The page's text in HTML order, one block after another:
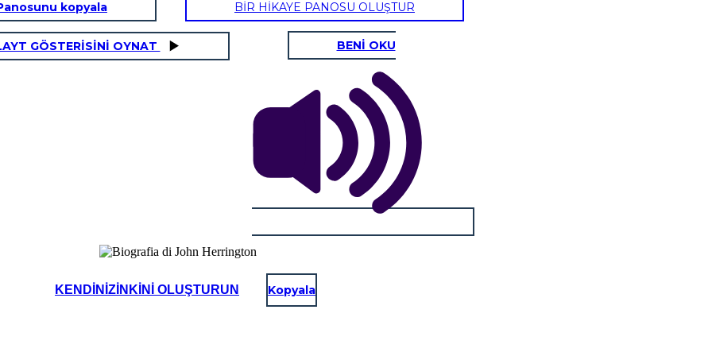
kopyala BİR HİKAYE PANOSU OLUŞTUR
GÖSTERİSİNİ OYNAT BENİ OKU
KENDINIZINKINI OLUŞTURUN Kopyala